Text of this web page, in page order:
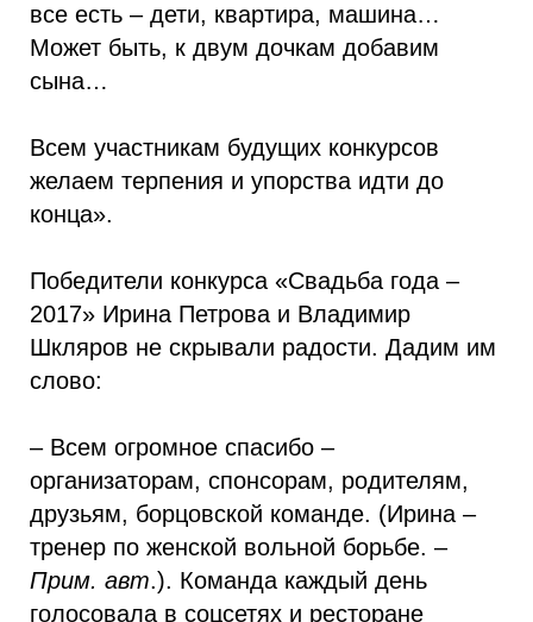
все есть – дети, квартира, машина…
Может быть, к двум дочкам добавим
сына…
Всем участникам будущих конкурсов
желаем терпения и упорства идти до
конца».
Победители конкурса «Свадьба года –
2017» Ирина Петрова и Владимир
Шкляров не скрывали радости. Дадим им
слово:
– Всем огромное спасибо –
организаторам, спонсорам, родителям,
друзьям, борцовской команде. (Ирина –
тренер по женской вольной борьбе. –
Прим. авт.). Команда каждый день
голосовала в соцсетях и ресторане